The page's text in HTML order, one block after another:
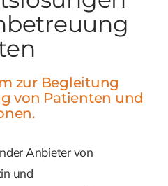
zur Begleitung
von Patienten und
Anbieter von
und